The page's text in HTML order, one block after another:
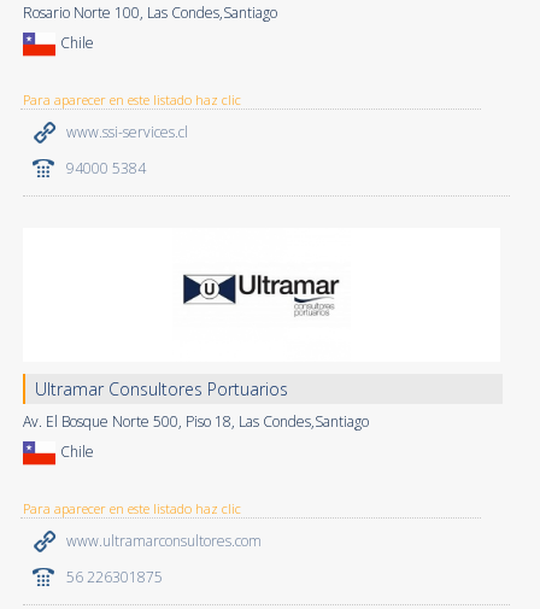
Rosario Norte 100, Las Condes,Santiago
Chile
Para aparecer en este listado haz clic
www.ssi-services.cl
94000 5384
Ultramar Consultores Portuarios
Av. El Bosque Norte 500, Piso 18, Las Condes,Santiago
Chile
Para aparecer en este listado haz clic
www.ultramarconsultores.com
56 226301875